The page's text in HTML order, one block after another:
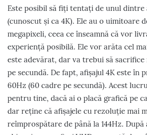
Este posibil să fiți tentați de unul dintre
(cunoscut și ca 4K). Ele au o uimitoare
megapixeli, ceea ce înseamnă că vor
experiență posibilă. Ele vor arăta cel
este adevărat, dar va trebui să
pe secundă. De fapt, afișajul 4K este în
60Hz (60 cadre pe secundă). Acest
pentru tine, dacă ai o placă grafică pe
dar reține că afișajele cu rezoluție mai
reîmprospătare de până la 144Hz.